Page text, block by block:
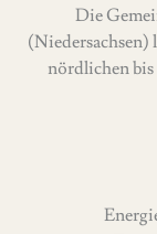
Haus wurde mit
der
Der Vollkeller
ca. 24 m2, der
Die
(Niedersachsen)
nördlichen bis
Lüneburger
Hanstedt,